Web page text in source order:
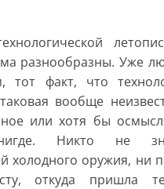
разнообразны. Уже
тот факт, что
вообще
или хотя бы
Никто не
холодного оружия, ни
откуда пришла